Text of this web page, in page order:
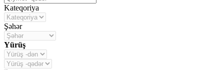
Kateqoriya
Şəhər
Yürüş